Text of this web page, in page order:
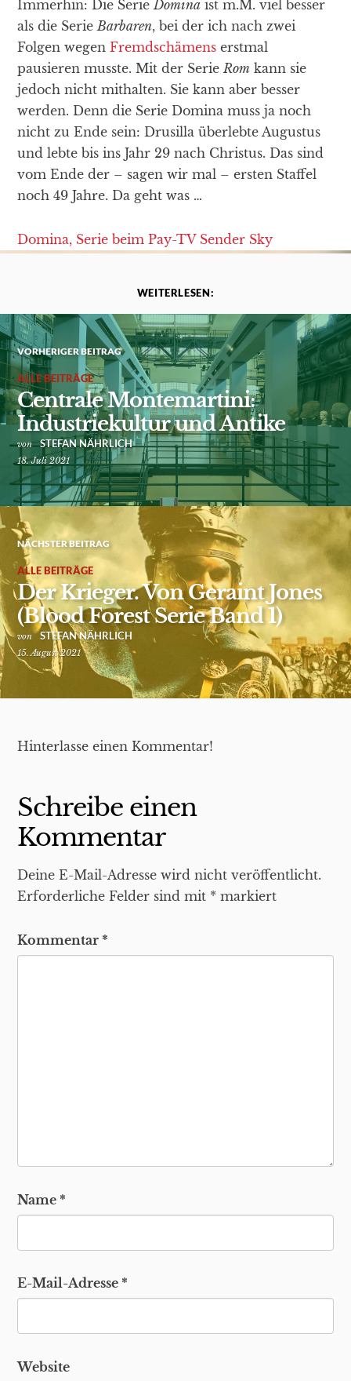
Immerhin: Die SerieDomina ist m.M. viel besser
als die SerieBarbaren, bei der ich nach zwei
Folgen wegenFremdschämens erstmal
pausieren musste. Mit der SerieRom kann sie
jedoch nicht mithalten. Sie kann aber besser
werden. Denn die Serie Domina muss ja noch
nicht zu Ende sein: Drusilla überlebte Augustus
und lebte bis ins Jahr 29 nach Christus. Das sind
vom Ende der – sagen wir mal – ersten Staffel
noch 49 Jahre. Da geht was …
Domina, Serie beim Pay-TV Sender Sky
WEITERLESEN:
VORHERIGER BEITRAG
ALLE BEITRÄGE
Centrale Montemartini:
Industriekultur und Antike
von STEFAN NÄHRLICH
18. Juli 2021
NÄCHSTER BEITRAG
ALLE BEITRÄGE
Der Krieger. Von Geraint Jones
(Blood Forest Serie Band 1)
von STEFAN NÄHRLICH
15. August 2021
Hinterlasse einen Kommentar!
Schreibe einen
Kommentar
Deine E-Mail-Adresse wird nicht veröffentlicht.
Erforderliche Felder sind mit * markiert
Kommentar *
Name *
E-Mail-Adresse *
Website